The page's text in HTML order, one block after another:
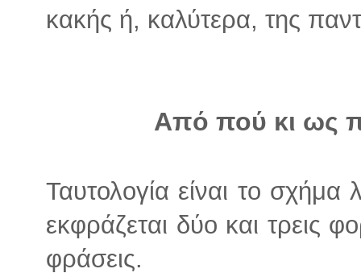
κακής ή, καλύτερα, της
Από πού κι ως
Ταυτολογία είναι το σχήμα
εκφράζεται δύο και τρεις
φράσεις.